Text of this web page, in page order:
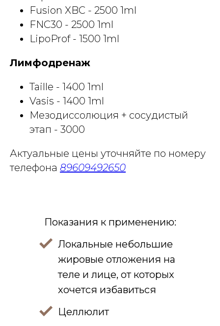
Fusion XBC - 2500 1ml
FNC30 - 2500 1ml
LipoProf - 1500 1ml
Лимфодренаж
Taille - 1400 1ml
Vasis - 1400 1ml
Мезодиссолюция + сосудистый
этап - 3000
Актуальные цены уточняйте по номеру
телефона 89609492650
Показания к применению:
Целлюлит
Локальные небольшие
жировые отложения на
теле и лице, от которых
хочется избавиться
Документы
per.med@yandex.ru
8 (3852) 54-00-77
8 960-949-2650